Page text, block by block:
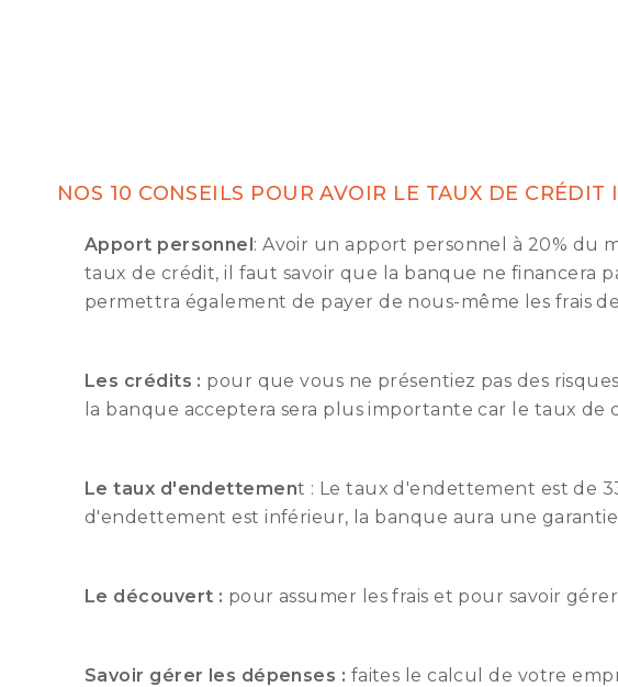
NOS 10 CONSEILS POUR AVOIR LE TAUX DE
Apport personnel: Avoir un apport personnel à 20%
taux de crédit, il faut savoir que la banque ne financera
permettra également de payer de nous-même les frais
Les crédits : pour que vous ne présentiez pas des
la banque acceptera sera plus importante car le taux
Le taux d'endettement : Le taux d'endettement est de
d'endettement est inférieur, la banque aura une
Le découvert : pour assumer les frais et pour savoir
Savoir gérer les dépenses : faites le calcul de votre